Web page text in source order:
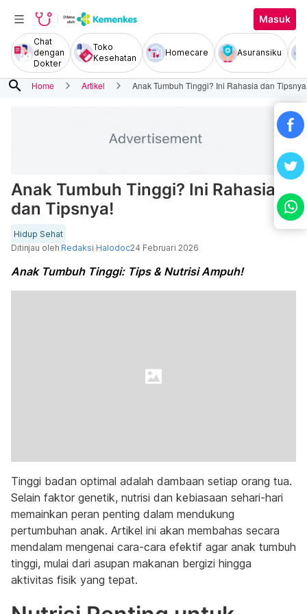
Masuk
Chat
dengan
Dokter
Toko
Kesehatan
Homecare Asuransiku
search Home Artikel Anak Tumbuh Tinggi? Ini Rahasia dan
Anak Tumbuh Tinggi? Ini Rahasia
dan Tipsnya!
Hidup Sehat
Ditinjau oleh Redaksi Halodoc24 Februari 2026
Anak Tumbuh Tinggi: Tips & Nutrisi Ampuh!
Tinggi badan optimal adalah dambaan setiap orang tua.
Selain faktor genetik, nutrisi dan kebiasaan sehari-hari
memainkan peran penting dalam mendukung
pertumbuhan anak. Artikel ini akan membahas secara
mendalam mengenai cara-cara efektif agar anak tumbuh
tinggi, mulai dari asupan makanan bergizi hingga
aktivitas fisik yang tepat.